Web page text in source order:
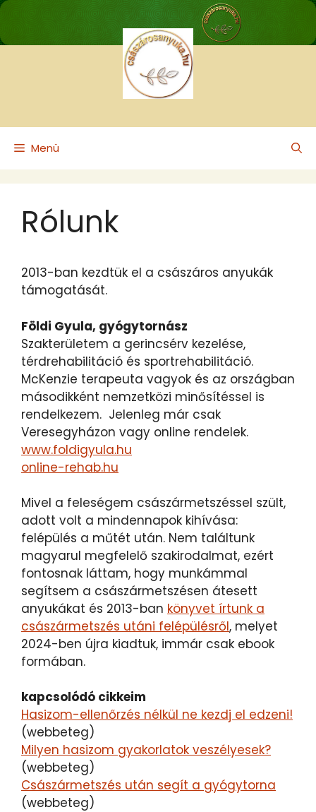
Kilépés
tartalomba
Menü
Rólunk
2013-ban kezdtük el a császáros anyukák
támogatását.
Földi Gyula, gyógytornász
Szakterületem a gerincsérv kezelése,
térdrehabilitáció és sportrehabilitáció.
McKenzie terapeuta vagyok és az országban
másodikként nemzetközi minősítéssel is
rendelkezem. Jelenleg már csak
Veresegyházon vagy online rendelek.
www.foldigyula.hu
online-rehab.hu
Mivel a feleségem császármetszéssel szült,
adott volt a mindennapok kihívása:
felépülés a műtét után. Nem találtunk
magyarul megfelelő szakirodalmat, ezért
fontosnak láttam, hogy munkámmal
segítsem a császármetszésen átesett
anyukákat és 2013-ban könyvet írtunk a
császármetszés utáni felépülésről, melyet
2024-ben újra kiadtuk, immár csak ebook
formában.
kapcsolódó cikkeim
Hasizom-ellenőrzés nélkül ne kezdj el edzeni!
(webbeteg)
Milyen hasizom gyakorlatok veszélyesek?
(webbeteg)
Császármetszés után segít a gyógytorna
(webbeteg)